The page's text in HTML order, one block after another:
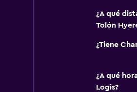
¿A qué
Tolón
¿Tiene
¿A qué
Logis?